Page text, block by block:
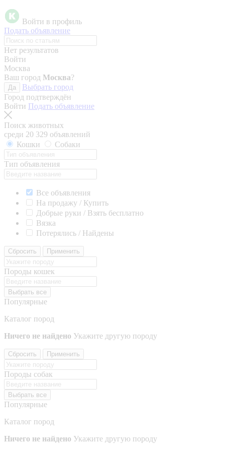
Войти в профиль
Подать объявление
Нет результатов
Войти
Москва
Ваш город Москва?
Да
Выбрать город
Город подтверждён
Войти Подать объявление
Поиск животных
среди 20 329 объявлений
Кошки
Собаки
Тип объявления
Все объявления
На продажу / Купить
Добрые руки / Взять бесплатно
Вязка
Потерялись / Найдены
Сбросить Применить
Породы кошек
Выбрать все
Популярные
Каталог пород
Ничего не найдено Укажите другую породу
Сбросить Применить
Породы собак
Выбрать все
Популярные
Каталог пород
Ничего не найдено Укажите другую породу